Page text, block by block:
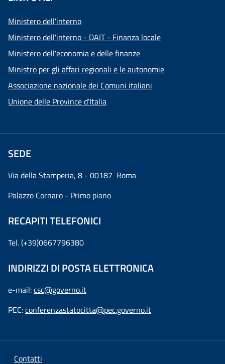
Ministero dell'interno
Ministero dell'interno - DAIT - Finanza locale
Ministero dell'economia e delle finanze
Ministro per gli affari regionali e le autonomie
Associazione nazionale dei Comuni italiani
Unione delle Province d'Italia
SEDE
Via della Stamperia, 8 - 00187 Roma
Palazzo Cornaro - Primo piano
RECAPITI TELEFONICI
Tel. (+39)0667796380
INDIRIZZI DI POSTA ELETTRONICA
e-mail:csc@governo.it
PEC:conferenzastatocitta@pec.governo.it
Contatti